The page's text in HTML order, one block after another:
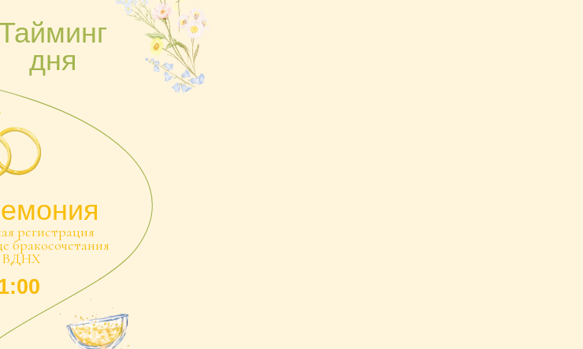
Сбор
гостей
17:00